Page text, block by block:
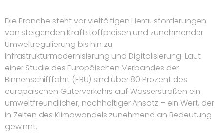
Die Branche steht vor vielfältigen Herausforderungen:
von steigenden Kraftstoffpreisen und zunehmender
Umweltregulierung bis hin zu
Infrastrukturmodernisierung und Digitalisierung. Laut
einer Studie des Europäischen Verbandes der
Binnenschifffahrt (EBU) sind über 80 Prozent des
europäischen Güterverkehrs auf Wasserstraßen ein
umweltfreundlicher, nachhaltiger Ansatz – ein Wert, der
in Zeiten des Klimawandels zunehmend an Bedeutung
gewinnt.